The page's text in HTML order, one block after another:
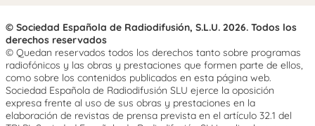
© Sociedad Española de Radiodifusión, S.L.U. 2026. Todos los
derechos reservados
© Quedan reservados todos los derechos tanto sobre programas
radiofónicos y las obras y prestaciones que formen parte de ellos,
como sobre los contenidos publicados en esta página web.
Sociedad Española de Radiodifusión SLU ejerce la oposición
expresa frente al uso de sus obras y prestaciones en la
elaboración de revistas de prensa prevista en el artículo 32.1 del